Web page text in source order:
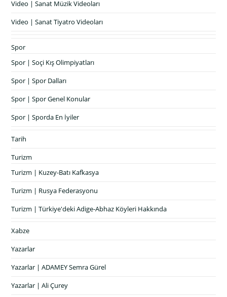
Video | Sanat Müzik Videoları
Video | Sanat Tiyatro Videoları
Spor
Spor | Soçi Kış Olimpiyatları
Spor | Spor Dalları
Spor | Spor Genel Konular
Spor | Sporda En İyiler
Tarih
Turizm
Turizm | Kuzey-Batı Kafkasya
Turizm | Rusya Federasyonu
Turizm | Türkiye'deki Adige-Abhaz Köyleri Hakkında
Xabze
Yazarlar
Yazarlar | ADAMEY Semra Gürel
Yazarlar | Ali Çurey